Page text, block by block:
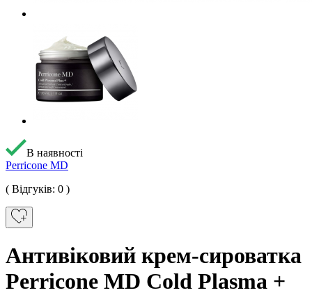
В наявності
Perricone MD
( Відгуків: 0 )
Антивіковий крем-сироватка
Perricone MD Cold Plasma +